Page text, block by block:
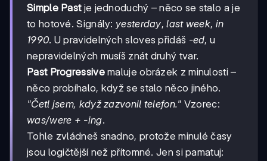
Simple Pastje jednoduchý – něco se stalo a je
to hotové. Signály: yesterday,last week, in
1990. U pravidelných sloves přidáš -ed, u
nepravidelných musíš znát druhý tvar.
Past Progressivemaluje obrázek z minulosti –
něco probíhalo, když se stalo něco jiného.
"Četl jsem, když zazvonil telefon." Vzorec:
was/were + -ing.
Tohle zvládneš snadno, protože minulé časy
jsou logičtější než přítomné. Jen si pamatuj: